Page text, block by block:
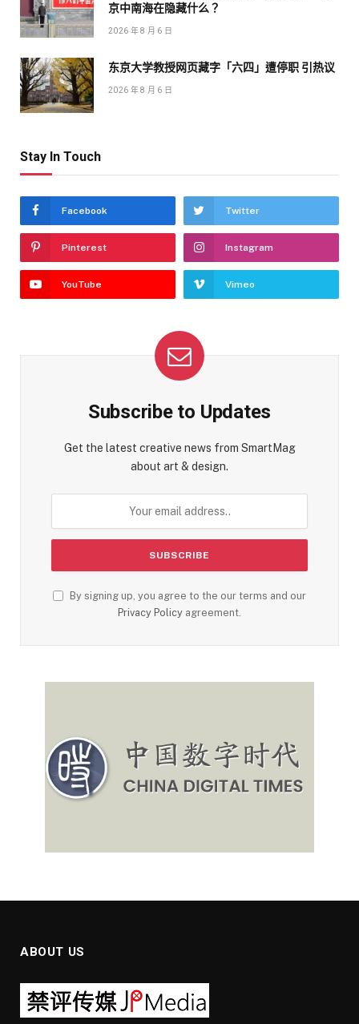
京中南海在隐藏什么？
2026 年 8 月 6 日
东京大学教授网页藏字「六四」遭停职 引热议
2026 年 8 月 6 日
Stay In Touch
Facebook Twitter
Pinterest Instagram
YouTube Vimeo
Subscribe to Updates
Get the latest creative news from SmartMag
about art & design.
By signing up, you agree to the our terms and our
Privacy Policy agreement.
ABOUT US